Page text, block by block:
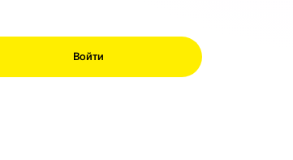
Войти